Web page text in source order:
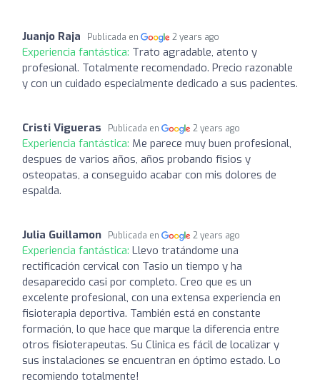
Juanjo Raja Publicada en 2 years ago
Experiencia fantástica: Trato agradable, atento y
profesional. Totalmente recomendado. Precio razonable
y con un cuidado especialmente dedicado a sus pacientes.
Cristi Vigueras Publicada en 2 years ago
Experiencia fantástica: Me parece muy buen profesional,
despues de varios años, años probando fisios y
osteopatas, a conseguido acabar con mis dolores de
espalda.
Julia Guillamon Publicada en 2 years ago
Experiencia fantástica: Llevo tratándome una
rectificación cervical con Tasio un tiempo y ha
desaparecido casi por completo. Creo que es un
excelente profesional, con una extensa experiencia en
fisioterapia deportiva. También está en constante
formación, lo que hace que marque la diferencia entre
otros fisioterapeutas. Su Clinica es fácil de localizar y
sus instalaciones se encuentran en óptimo estado. Lo
recomiendo totalmente!